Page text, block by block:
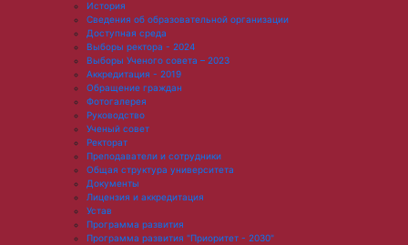
История
Сведения об образовательной организации
Доступная среда
Выборы ректора - 2024
Выборы Ученого совета – 2023
Аккредитация - 2019
Обращение граждан
Фотогалерея
Руководство
Ученый совет
Ректорат
Преподаватели и сотрудники
Общая структура университета
Документы
Лицензия и аккредитация
Устав
Программа развития
Программа развития "Приоритет - 2030"